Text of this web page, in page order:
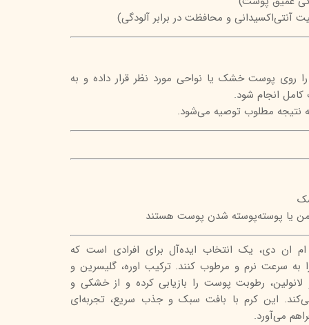
آنتی‌اکسیدانی و محافظت در برابر آلودگی)
را روی پوست خشک یا نواحی مورد نظر قرار داده و به
کامل انجام شود.
نتیجه مطلوب توصیه می‌شود.
یا پوسته‌پوسته شدن پوست هستند
حاوی 5% اوره ام ان دی، یک انتخاب ایده‌آل برای افرادی است که
سرعت نرم و مرطوب کنند. ترکیب اوره، گلیسرین و
رطوبت پوست را بازیابی کرده و از خشکی و
این کرم با بافت سبک و جذب سریع، تجربه‌ای
می‌آورد.